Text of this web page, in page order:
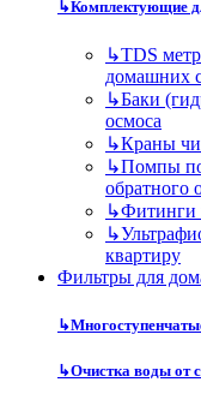
↳Комплектующие
↳TDS
домашних
↳Баки
осмоса
↳Краны
↳Помпы
обратного
↳Фитинги
↳
квартиру
Фильтры для
↳
↳Очистка воды от